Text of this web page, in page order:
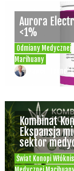
Świat Medycznej
Prawa i legalizacji
ZIELONE NEWSY
medycznej
Paweł "Teone"
Odmiany Medycznej
Marihuany
Aurora
<1%
Paweł "Teone"